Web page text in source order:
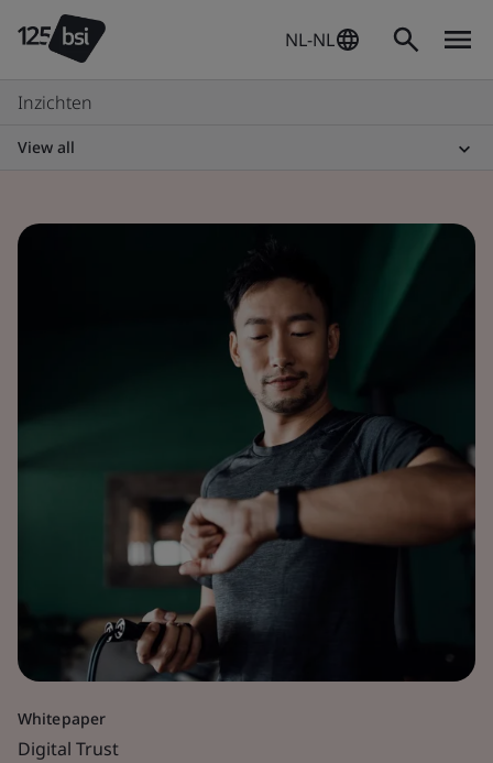
NL-NL
Inzichten
View all
Whitepaper
Digital Trust